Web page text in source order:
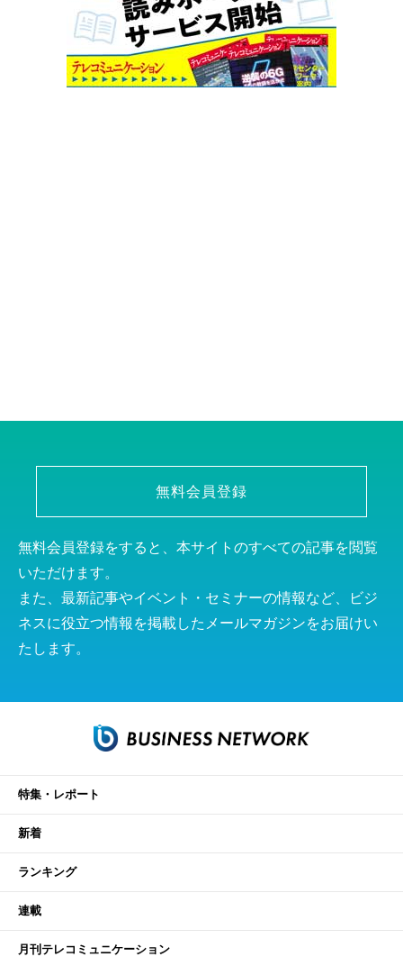
無料会員登録
無料会員登録をすると、本サイトのすべての記事を閲覧
いただけます。
また、最新記事やイベント・セミナーの情報など、ビジ
ネスに役立つ情報を掲載したメールマガジンをお届けい
たします。
特集・レポート
新着
ランキング
連載
月刊テレコミュニケーション